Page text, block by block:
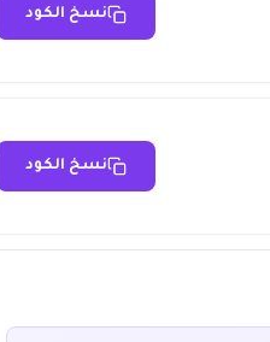
نسخ الكود
نسخ الكود